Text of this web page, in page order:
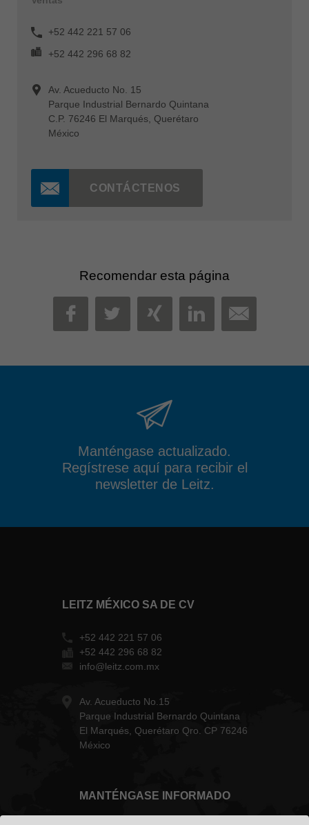
+52 442 221 57 06
+52 442 296 68 82
Av. Acueducto No. 15
Parque Industrial Bernardo Quintana
C.P. 76246 El Marqués, Querétaro
México
CONTÁCTENOS
Recomendar esta página
FACEBOOK
TWITTER
XINGLINKEDIN
MAIL
Manténgase actualizado.
Regístrese aquí para recibir el
newsletter de Leitz.
LEITZ MÉXICO SA DE CV
+52 442 221 57 06
+52 442 296 68 82
info@leitz.com.mx
Av. Acueducto No.15
Parque Industrial Bernardo Quintana
El Marqués, Querétaro Qro. CP 76246
México
MANTÉNGASE INFORMADO